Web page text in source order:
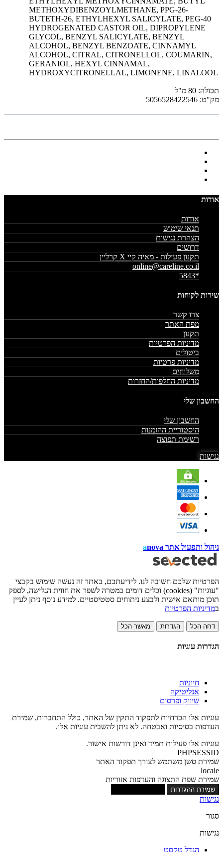
METHOXYDIBENZOYLMETHANE, PPG-26-
BUTETH-26, ETHYLHEXYL SALICYLATE, PEG-40
HYDROGENATED CASTOR OIL, DIPROPYLENE
GLYCOL, BENZYL SALICYLATE, BENZYL
ALCOHOL, BENZYL BENZOATE, CINNAMYL
ALCOHOL, CITRAL, CITRONELLOL, COUMARIN,
GERANIOL, HEXYL CINNAMAL,
HYDROXYCITRONELLAL, LIMONENE, LINALOOL
תכולה: 80 מ"ל
מק"ט: 5056528422546
אודות
אודות
תנאי שימוש
הצהרת נגישות
דרושים
תקנון פעילות - מאיה קיי X קרליין
online@careline.co.il
*5843
שירות לקוחות
צרו קשר
מפת האתר
תקנון
מדיניות הפרטיות
ביטולים
מדיניות פרטיות
משלוחים
מדיניות החלפות/החזרות
החשבון שלי
החשבון שלי
היסטוריית ההזמנות
רשימת תפוצה
נגישות
ניהול ותפעול אתר anova
הפרטיות שלכם חשובה לנו. לידיעתכם, באתר זה נעשה שימוש בקבצי
"עוגיות" (cookies) וכלים דומים במטרה לשפר את חווית הגלישה, לספק
תוכן מותאם אישית ולבצע ניתוחים סטטיסטיים. למידע נוסף ניתן לעיין
במדיניות הפרטיות
דחה הכל הגדרות מאשר הכל
הגדרות עוגיות
חיוניות
אנליטיקה
שיווק ופרסום
עוגיות אלו הכרחיות לתפקוד התקין של האתר, כולל התחברות, שמירת
העדפות בסיסיות ואבטחה. לא ניתן להשבית עוגיות אלו.
עוגיות אלו פעילות תמיד ואינן דורשות אישור.
PHPSESSID
שמירת סשן משתמש לצורך תפקוד האתר
locale
שמירת שפת התצוגה והעדפות אזוריות
שמירת ההגדרות
נגישות
סגור
נגישות
הגדל טקסט